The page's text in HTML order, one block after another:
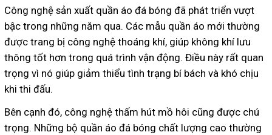
Công nghệ sản xuất quần áo đá bóng đã phát triển vượt
bậc trong những năm qua. Các mẫu quần áo mới thường
được trang bị công nghệ thoáng khí, giúp không khí lưu
thông tốt hơn trong quá trình vận động. Điều này rất quan
trọng vì nó giúp giảm thiểu tình trạng bí bách và khó chịu
khi thi đấu.
Bên cạnh đó, công nghệ thấm hút mồ hôi cũng được chú
trọng. Những bộ quần áo đá bóng chất lượng cao thường